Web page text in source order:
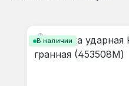
В наличии